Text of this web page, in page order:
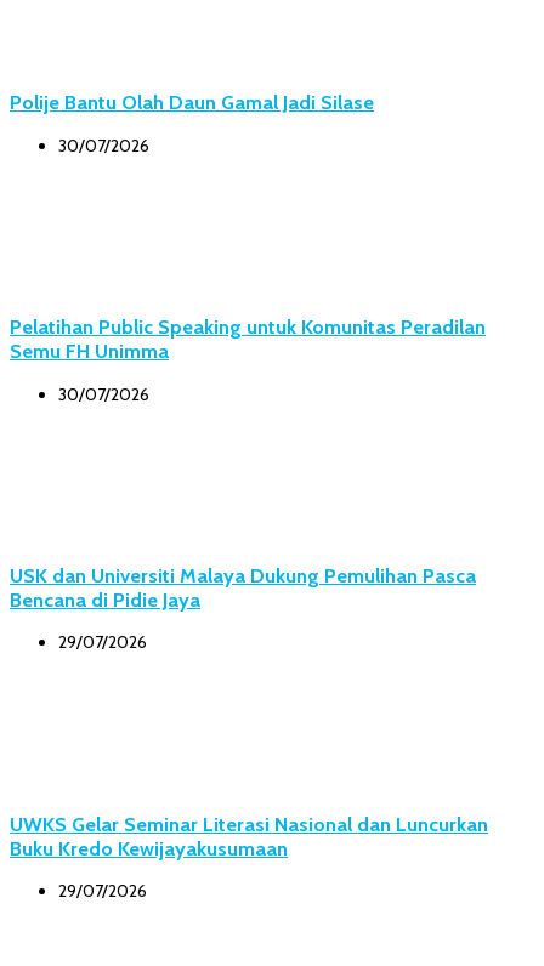
Polije Bantu Olah Daun Gamal Jadi Silase
30/07/2026
Pelatihan Public Speaking untuk Komunitas Peradilan
Semu FH Unimma
30/07/2026
USK dan Universiti Malaya Dukung Pemulihan Pasca
Bencana di Pidie Jaya
29/07/2026
UWKS Gelar Seminar Literasi Nasional dan Luncurkan
Buku Kredo Kewijayakusumaan
29/07/2026